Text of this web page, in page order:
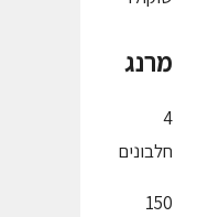
מרנג
4
חלבונים
150